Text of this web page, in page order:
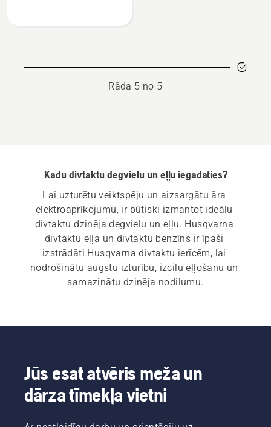
Rāda 5 no 5
Kādu divtaktu degvielu un eļļu iegādāties?
Lai uzturētu veiktspēju un aizsargātu āra
elektroaprīkojumu, ir būtiski izmantot ideālu
divtaktu dzinēja degvielu un eļļu. Husqvarna
divtaktu eļļa un divtaktu benzīns ir īpaši
izstrādāti Husqvarna divtaktu ierīcēm, lai
nodrošinātu augstu izturību, izcilu eļļošanu un
samazinātu dzinēja nodilumu.
Jūs esat atvēris meža un
dārza tīmekļa vietni